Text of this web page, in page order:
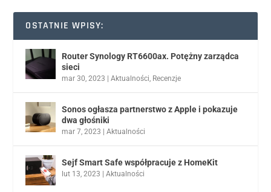
OSTATNIE WPISY:
Router Synology RT6600ax. Potężny zarządca
sieci
mar 30, 2023 |Aktualności, Recenzje
Sonos ogłasza partnerstwo z Apple i pokazuje
dwa głośniki
mar 7, 2023 |Aktualności
Sejf Smart Safe współpracuje z HomeKit
lut 13, 2023 |Aktualności